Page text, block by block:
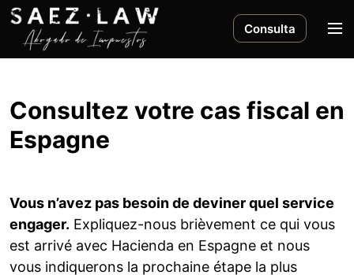
Consulta
M
Consultez votre cas fiscal en
Espagne
Vous n’avez pas besoin de deviner quel service
engager. Expliquez-nous brièvement ce qui vous
est arrivé avec Hacienda en Espagne et nous
vous indiquerons la prochaine étape la plus